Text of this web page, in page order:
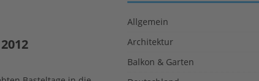
ALLGEMEIN
Allgemein
Architektur
Balkon & Garten